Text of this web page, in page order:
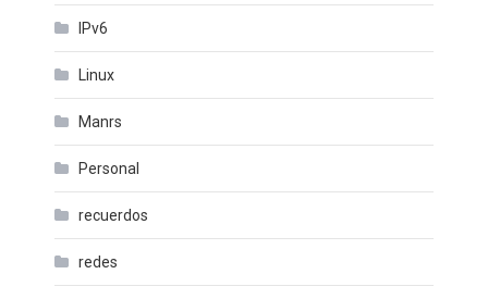
IPv6
Linux
Manrs
Personal
recuerdos
redes